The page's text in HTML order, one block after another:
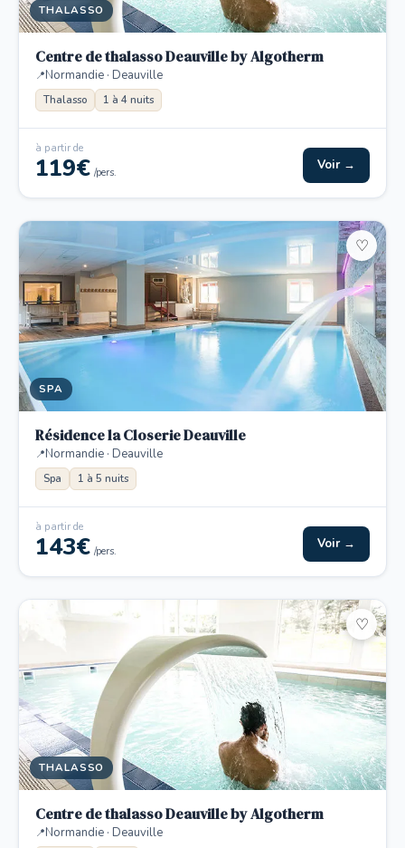
THALASSO
Centre de thalasso Deauville by Algotherm
Normandie · Deauville
Thalasso 1 à 4 nuits
à partir de
119€ /pers. Voir →
SPA
♡
Résidence la Closerie Deauville
Normandie · Deauville
Spa 1 à 5 nuits
à partir de
143€ /pers. Voir →
THALASSO
♡
Centre de thalasso Deauville by Algotherm
Normandie · Deauville